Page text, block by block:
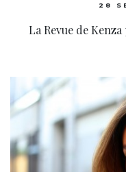
28
La Revue de